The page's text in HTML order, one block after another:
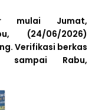
mulai Jumat,
(24/06/2026)
Verifikasi berkas
sampai Rabu,